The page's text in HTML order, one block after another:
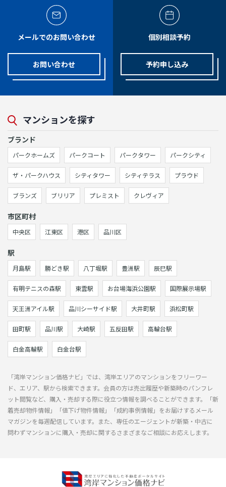
メールでのお問い合わせ
お問い合わせ
個別相談予約
予約申し込み
マンションを探す
ブランド
パークホームズ パークコート パークタワー パークシティ
ザ・パークハウス シティタワー シティテラス プラウド
ブランズ ブリリア プレミスト クレヴィア
市区町村
中央区 江東区 港区 品川区
駅
月島駅 勝どき駅 八丁堀駅 豊洲駅 辰巳駅
有明テニスの森駅 東雲駅 お台場海浜公園駅 国際展示場駅
天王洲アイル駅 品川シーサイド駅 大井町駅 浜松町駅
田町駅 品川駅 大崎駅 五反田駅 高輪台駅
白金高輪駅 白金台駅
「湾岸マンション価格ナビ」では、湾岸エリアのマンションをフリーワー
ド、エリア、駅から検索できます。会員の方は売出履歴や新築時のパンフレ
ット閲覧など、購入・売却する際に役立つ情報を調べることができます。「新
着売却物件情報」「値下げ物件情報」「成約事例情報」をお届けするメール
マガジンを毎週配信しています。また、専任のエージェントが新築・中古に
問わずマンションに購入・売却に関するさまざまなご相談にお応えします。